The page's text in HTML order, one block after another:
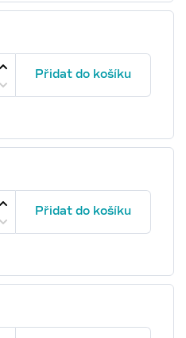
Přidat do košíku
Přidat do košíku